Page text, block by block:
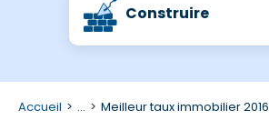
Construire
Accueil ... Meilleur taux immobilier 2016